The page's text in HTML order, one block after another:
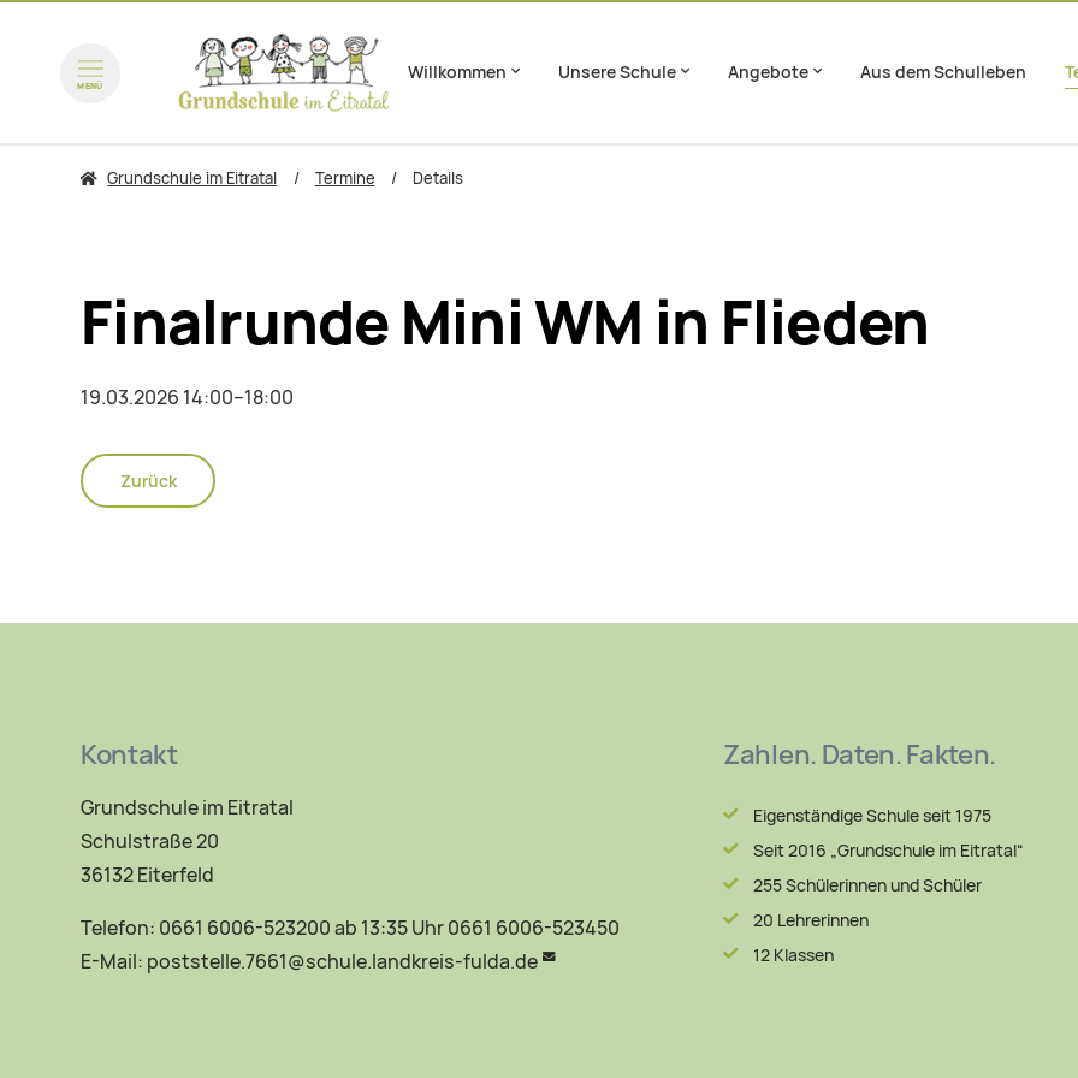
MENÜ
Navigation überspringen
Willkommen Unsere Schule Angebote Aus dem Schulleben
zum Inhalt springen
Grundschule im Eitratal Termine Details
Finalrunde Mini WM in Flieden
19.03.2026 14:00–18:00
Zurück
Kontakt
Grundschule im Eitratal
Schulstraße 20
36132 Eiterfeld
Telefon: 0661 6006-523200 ab 13:35 Uhr 0661 6006-523450
E-Mail: poststelle.7661@schule.landkreis-fulda.de
Zahlen. Daten. Fakten.
Eigenständige Schule seit 1975
Seit 2016 „Grundschule im Eitratal“
255 Schülerinnen und Schüler
20 Lehrerinnen
12 Klassen